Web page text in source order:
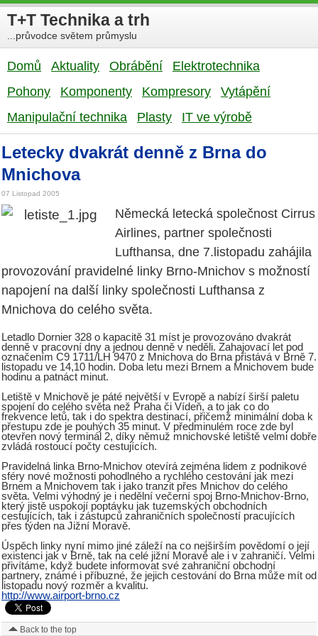
T+T Technika a trh
...průvodce světem průmyslu
Domů Aktuality Obrábění
Elektrotechnika
Pohony
Komponenty Kompresory
Vytápění
Manipulační technika
Plasty IT ve výrobě
Letecky dvakrát denně z Brna do
Mnichova
07 Listopad 2005
Německá letecká společnost Cirrus
Airlines, partner společnosti
Lufthansa, dne 7.listopadu zahájila
provozování pravidelné linky Brno-Mnichov s možností
napojení na další linky společnosti Lufthansa z
Mnichova do celého světa.
Letadlo Dornier 328 o kapacitě 31 míst je provozováno dvakrát
denně v pracovní dny a jednou denně v neděli. Zahajovací let pod
označením C9 1711/LH 9470 z Mnichova do Brna přistává v Brně 7.
listopadu ve 14,10 hodin. Doba letu mezi Brnem a Mnichovem bude
hodinu a patnáct minut.
Letiště v Mnichově je páté největší v Evropě a nabízí širší paletu
spojení do celého světa než Praha či Vídeň, a to jak co do
frekvence letů, tak i do spektra destinací, přičemž minimální doba k
přestupu zde je pouhých 35 minut. V předminulém roce zde byl
otevřen nový terminál 2, díky němuž mnichovské letiště velmi dobře
zvládá rostoucí počty cestujících.
Pravidelná linka Brno-Mnichov otevírá zejména lidem z podnikové
sféry nové možnosti pohodlného a rychlého cestování jak mezi
Brnem a Mnichovem tak i jako tranzit přes Mnichov do celého
světa. Velmi výhodný je i nedělní večerní spoj Brno-Mnichov-Brno,
který jistě uspokojí poptávku jak tuzemských obchodních
cestujících, tak i zástupců zahraničních společností pracujících
přes týden na Jižní Moravě.
Úspěch linky nyní mimo jiné záleží na co nejširším povědomí o její
existenci jak v Brně, tak na celé jižní Moravě ale i v zahraničí. Velmi
přivítáme, když budete informovat své zahraniční obchodní
partnery, známé i příbuzné, že jejich cestování do Brna může mít od
listopadu nový rozměr a kvalitu.
http://www.airport-brno.cz
Back to the top